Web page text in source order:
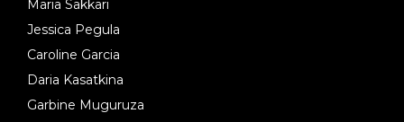
Maria Sakkari
Jessica Pegula
Caroline Garcia
Daria Kasatkina
Garbine Muguruza